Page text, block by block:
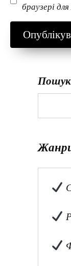
браузері
Пошук